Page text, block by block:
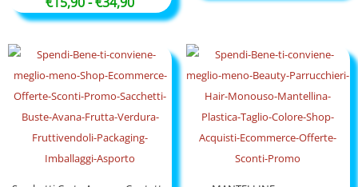
di
da
€15,90
a
€34,90
€10,90
a
€97,90